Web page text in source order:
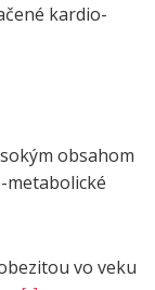
kardio-
obsahom
metabolické
vo veku